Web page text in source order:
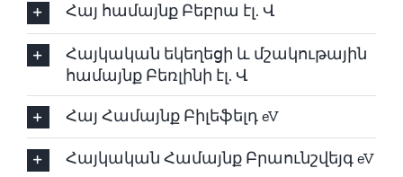
Հայ համայնք Բեբրա էլ. Վ
Հայկական եկեղեցի և մշակութային
համայնք Բեռլինի էլ. Վ
Հայ Համայնք Բիլեֆելդ eV
Հայկական Համայնք Բրաունշվեյգ eV